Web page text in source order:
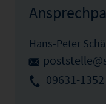
Hans-Peter
09631-1352